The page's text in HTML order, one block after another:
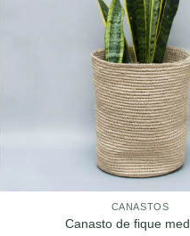
CANASTOS
Canasto de fique